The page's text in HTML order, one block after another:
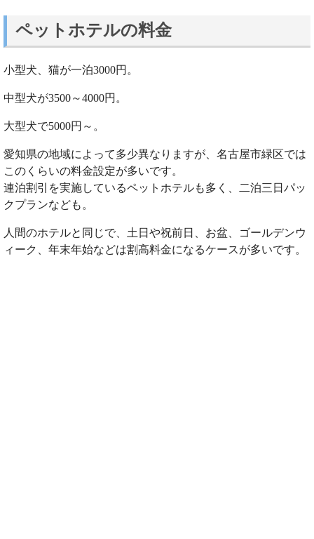
ペットホテルの料金
小型犬、猫が一泊3000円。
中型犬が3500～4000円。
大型犬で5000円～。
愛知県の地域によって多少異なりますが、名古屋市緑区では
このくらいの料金設定が多いです。
連泊割引を実施しているペットホテルも多く、二泊三日パッ
クプランなども。
人間のホテルと同じで、土日や祝前日、お盆、ゴールデンウ
ィーク、年末年始などは割高料金になるケースが多いです。